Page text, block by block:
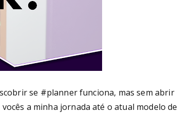
se #planner funciona, mas sem abrir
a minha jornada até o atual modelo de